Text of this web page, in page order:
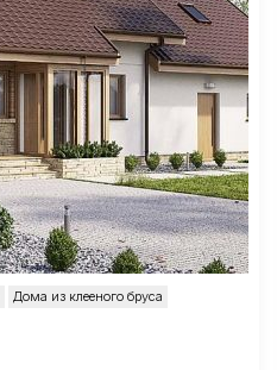
Дома из клееного бруса